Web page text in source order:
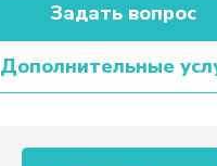
Задать вопрос
Дополнительные